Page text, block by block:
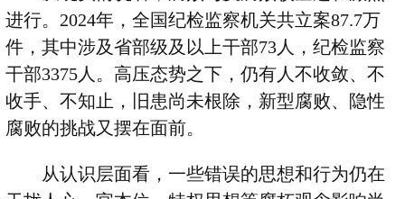
进行。 2024年，全国纪检监察机关共立案87.7万
件，其中涉及省部级及以上干部73人，纪检监察
干部3375人。高压态势之下，仍有人不收敛、不
收手、不知止，旧患尚未根除，新型腐败、隐性
腐败的挑战又摆在面前。
从认识层面看，一些错误的思想和行为仍在